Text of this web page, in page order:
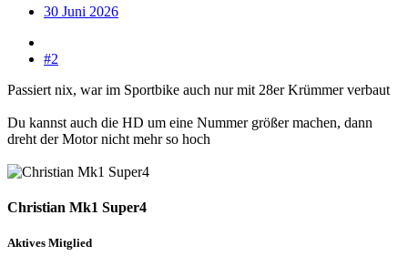
30 Juni 2026
#2
Passiert nix, war im Sportbike auch nur mit 28er Krümmer verbaut
Du kannst auch die HD um eine Nummer größer machen, dann
dreht der Motor nicht mehr so hoch
Christian Mk1 Super4
Aktives Mitglied